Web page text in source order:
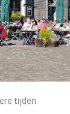
tijden